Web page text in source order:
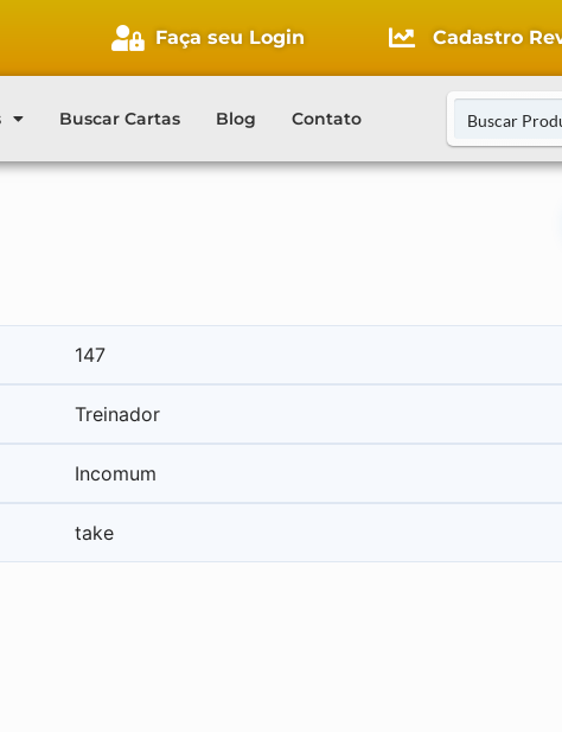
Faça seu Login Cadastro
Buscar Cartas Blog Contato
147
Treinador
Incomum
take